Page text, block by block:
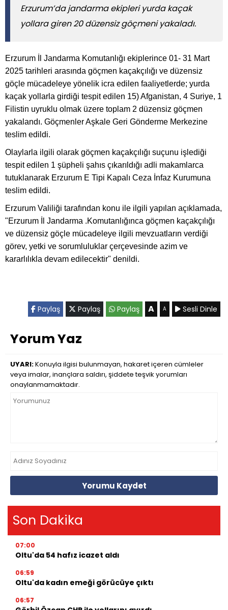
Erzurum’da jandarma ekipleri yurda kaçak
yollara giren 20 düzensiz göçmeni yakaladı.
Erzurum İl Jandarma Komutanlığı ekiplerince 01- 31 Mart
2025 tarihleri arasında göçmen kaçakçılığı ve düzensiz
göçle mücadeleye yönelik icra edilen faaliyetlerde; yurda
kaçak yollarla girdiği tespit edilen 15) Afganistan, 4 Suriye, 1
Filistin uyruklu olmak üzere toplam 2 düzensiz göçmen
yakalandı. Göçmenler Aşkale Geri Gönderme Merkezine
teslim edildi.
Olaylarla ilgili olarak göçmen kaçakçılığı suçunu işlediği
tespit edilen 1 şüpheli şahıs çıkarıldığı adli makamlarca
tutuklanarak Erzurum E Tipi Kapalı Ceza İnfaz Kurumuna
teslim edildi.
Erzurum Valiliği tarafından konu ile ilgili yapılan açıklamada,
"Erzurum İl Jandarma .Komutanlığınca göçmen kaçakçılığı
ve düzensiz göçle mücadeleye ilgili mevzuatların verdiği
görev, yetki ve sorumluluklar çerçevesinde azim ve
kararlılıkla devam edilecektir" denildi.
Paylaş Paylaş Paylaş A A Sesli Dinle
Yorum Yaz
UYARI:Konuyla ilgisi bulunmayan, hakaret içeren cümleler
veya imalar, inançlara saldırı, şiddete teşvik yorumları
onaylanmamaktadır.
Yorumu Kaydet
Son Dakika
07:00
Oltu'da 54 hafız icazet aldı
06:59
Oltu'da kadın emeği görücüye çıktı
06:57